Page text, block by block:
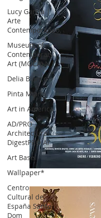
Lucy García |
Arte
Contemporáneo.
Museum of
Contemporary
Art (MOCA) N
Delia Blanco
Pinta Miami
Art in America
AD/PRO
Architectural
DigestPRO Ar
Art Basel
Wallpaper*
Centro
Cultural de
España Santo
Dom
OCA|News 30 /Enero-